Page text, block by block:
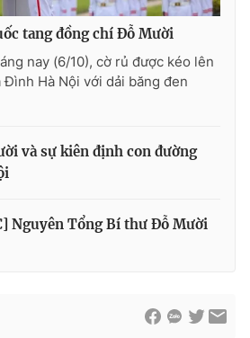
tang đồng chí Đỗ Mười
nay (6/10), cờ rủ được kéo lên
Hà Nội với dải băng đen
và sự kiên định con đường
Nguyên Tổng Bí thư Đỗ Mười